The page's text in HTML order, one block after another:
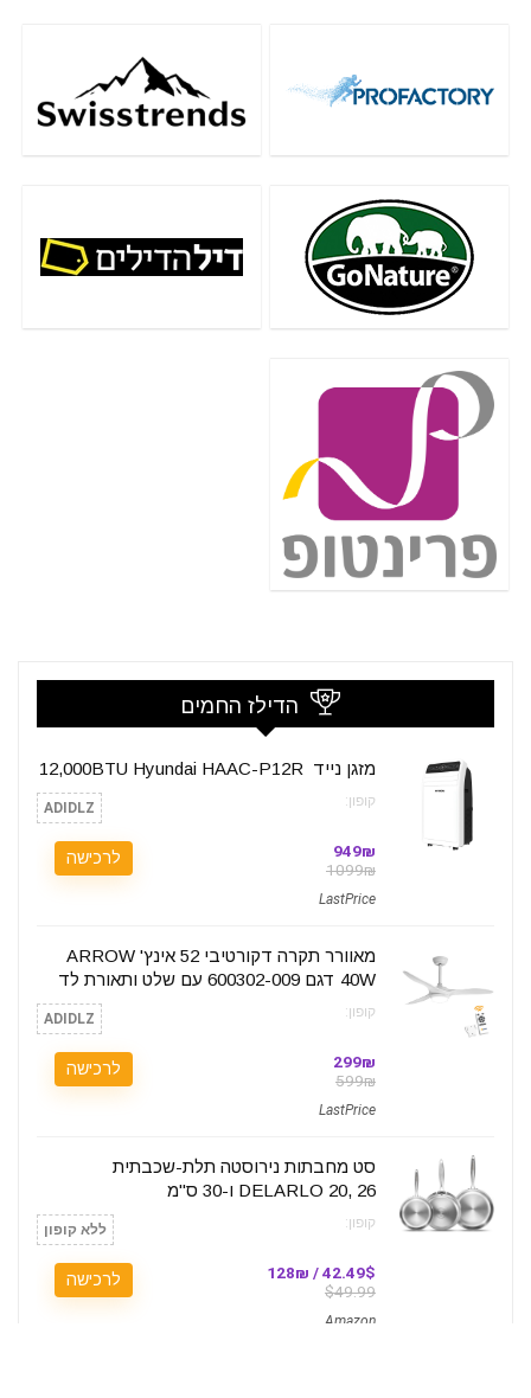
הדילז החמים
מזגן נייד Hyundai HAAC-P12R ‎‏ ‎12,000BTU
קופון: ADIDLZ
949₪
1099₪
LastPrice
לרכישה
מאוורר תקרה דקורטיבי 52 אינץ' ARROW
40W דגם 600302-009 עם שלט ותאורת לד
קופון: ADIDLZ
299₪
599₪
LastPrice
לרכישה
סט מחבתות נירוסטה תלת-שכבתית
DELARLO 20, 26 ו-30 ס"מ
קופון: ללא קופון
42.49$ / 128₪
$49.99
Amazon
לרכישה